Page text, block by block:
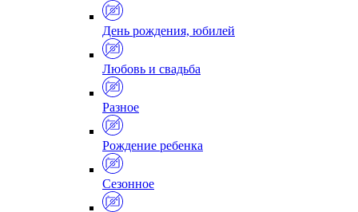
День рождения, юбилей
Любовь и свадьба
Разное
Рождение ребенка
Сезонное